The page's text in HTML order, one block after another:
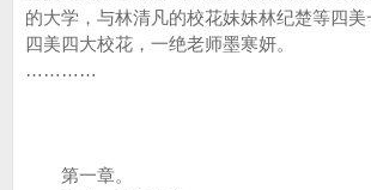
的大学，与林清凡的校花妹妹林纪楚等四美
四美四大校花，一绝老师墨寒妍。
…………
第一章。